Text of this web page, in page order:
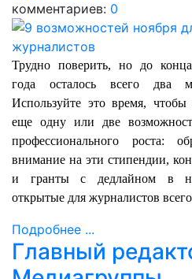
комментариев: 0
Трудно поверить, но до
года осталось всего два
Используйте это время, чтобы
еще одну или две
профессионального роста:
внимание на эти стипендии,
и гранты с дедлайном в
открытые для журналистов
Подробнее ...
Главный